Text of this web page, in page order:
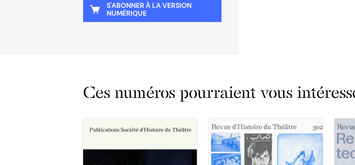
S'ABONNER À LA VERSION
NUMÉRIQUE
Ces numéros pourraient vous